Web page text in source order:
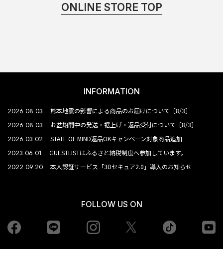
ONLINE STORE TOP
INFORMATION
2026.08.03 熊本地震の影響による商品のお届けについて［8/3］
2026.08.03 お盆期間中の発送・裾上げ・返品受付について［8/3］
2026.03.02 STATE OF MIND返品OKキャンペーン対象商品追加
2023.06.01 GUESTLISTはふるさと納税制度へ参加しています。
2022.09.20 本人認証サービス「3Dセキュア2.0」導入のお知らせ
FOLLOW US ON
Facebook Instagram tiktok